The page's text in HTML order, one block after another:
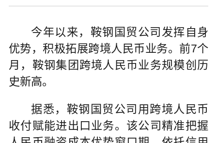
今年以来，鞍钢国贸公司发挥自身
优势，积极拓展跨境人民币业务。前7个
月，鞍钢集团跨境人民币业务规模创历
史新高。
据悉，鞍钢国贸公司用跨境人民币
收付赋能进出口业务。该公司精准把握